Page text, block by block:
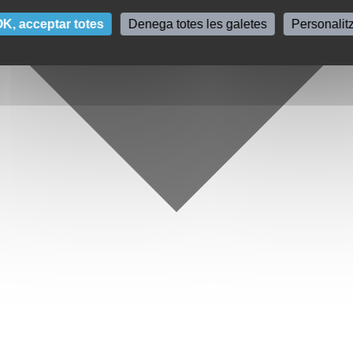
acceptar totes Denega totes les galetes